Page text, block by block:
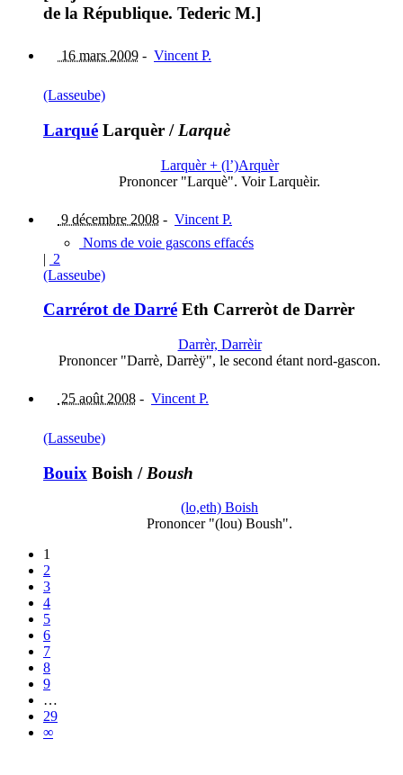
de la République. Tederic M.]
16 mars 2009 - Vincent P.
(Lasseube)
Larqué Larquèr / Larquè
Larquèr + (l’)Arquèr
Prononcer "Larquè". Voir Larquèir.
9 décembre 2008 - Vincent P.
Noms de voie gascons effacés
| 2
(Lasseube)
Carrérot de Darré Eth Carreròt de Darrèr
Darrèr, Darrèir
Prononcer "Darrè, Darrèÿ", le second étant nord-gascon.
25 août 2008 - Vincent P.
(Lasseube)
Bouix Boish / Boush
(lo,eth) Boish
Prononcer "(lou) Boush".
1
2
3
4
5
6
7
8
9
…
29
∞